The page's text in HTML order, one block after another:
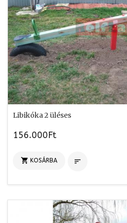
Libikóka 2 üléses
156.000Ft
 KOSÁRBA 